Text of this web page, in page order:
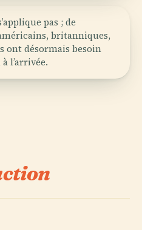
pas ; de
britanniques,
ont désormais besoin
l’arrivée.